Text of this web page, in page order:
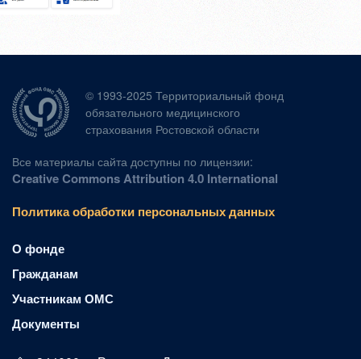
© 1993-2025 Территориальный фонд
обязательного медицинского
страхования Ростовской области
Все материалы сайта доступны по лицензии:
Creative Commons Attribution 4.0 International
Политика обработки персональных данных
О фонде
Гражданам
Участникам ОМС
Документы